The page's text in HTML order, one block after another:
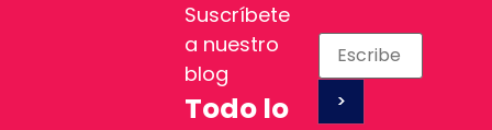
Suscríbete
a nuestro
blog
Todo lo